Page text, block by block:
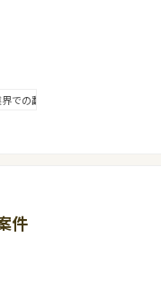
での翻訳経験 ・memoQをはじめ
件